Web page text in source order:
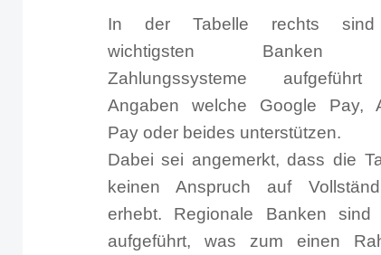
In der Tabelle rechts
wichtigsten Banken
Zahlungssysteme
Angaben welche Google Pay,
Pay oder beides unterstützen.
Dabei sei angemerkt, dass die
keinen Anspruch auf
erhebt. Regionale Banken sind
aufgeführt, was zum einen